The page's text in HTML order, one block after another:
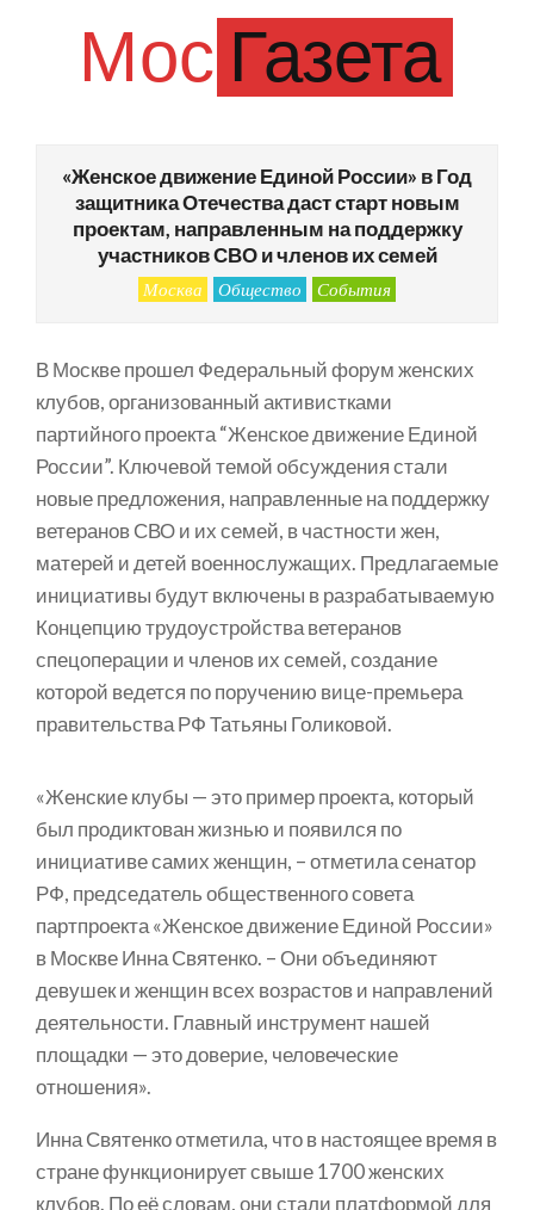
Мос Газета
«Женское движение Единой России» в Год
защитника Отечества даст старт новым
проектам, направленным на поддержку
участников СВО и членов их семей
Москва Общество События
В Москве прошел Федеральный форум женских
клубов, организованный активистками
партийного проекта “Женское движение Единой
России”. Ключевой темой обсуждения стали
новые предложения, направленные на поддержку
ветеранов СВО и их семей, в частности жен,
матерей и детей военнослужащих. Предлагаемые
инициативы будут включены в разрабатываемую
Концепцию трудоустройства ветеранов
спецоперации и членов их семей, создание
которой ведется по поручению вице-премьера
правительства РФ Татьяны Голиковой.
«Женские клубы — это пример проекта, который
был продиктован жизнью и появился по
инициативе самих женщин, – отметила сенатор
РФ, председатель общественного совета
партпроекта «Женское движение Единой России»
в Москве Инна Святенко. – Они объединяют
девушек и женщин всех возрастов и направлений
деятельности. Главный инструмент нашей
площадки — это доверие, человеческие
отношения».
Инна Святенко отметила, что в настоящее время в
стране функционирует свыше 1700 женских
клубов. По её словам, они стали платформой для